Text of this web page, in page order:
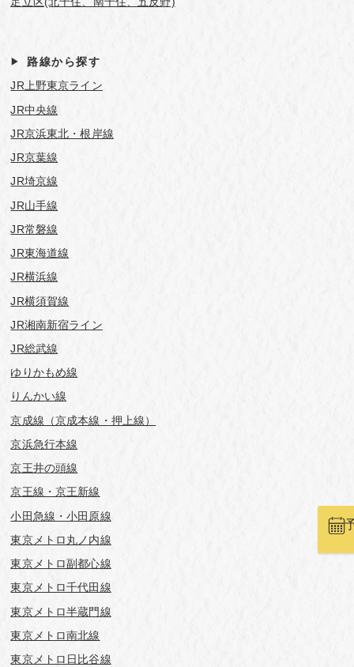
路線から探す
JR上野東京ライン
JR中央線
JR京浜東北・根岸線
JR京葉線
JR埼京線
JR山手線
JR常磐線
JR東海道線
JR横浜線
JR横須賀線
JR湘南新宿ライン
JR総武線
ゆりかもめ線
りんかい線
京成線（京成本線・押上線）
京浜急行本線
京王井の頭線
京王線・京王新線
小田急線・小田原線
東京メトロ丸ノ内線
東京メトロ副都心線
東京メトロ千代田線
東京メトロ半蔵門線
東京メトロ南北線
東京メトロ日比谷線